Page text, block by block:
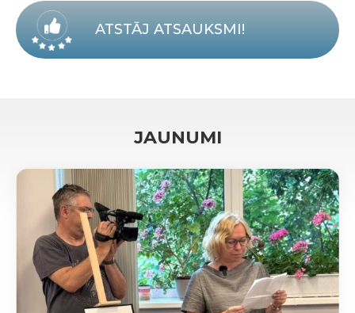
ATSTĀJ ATSAUKSMI!
JAUNUMI